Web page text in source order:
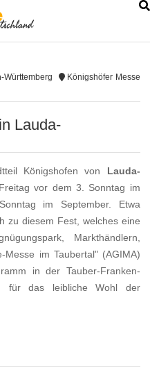
Württemberg
Königshöfer Messe
Lauda-
Königshofen von Lauda-
vor dem 3. Sonntag im
im September. Etwa
zu diesem Fest, welches eine
Markthändlern,
Messe im Taubertal" (AGIMA)
in der Tauber-Franken-
für das leibliche Wohl der